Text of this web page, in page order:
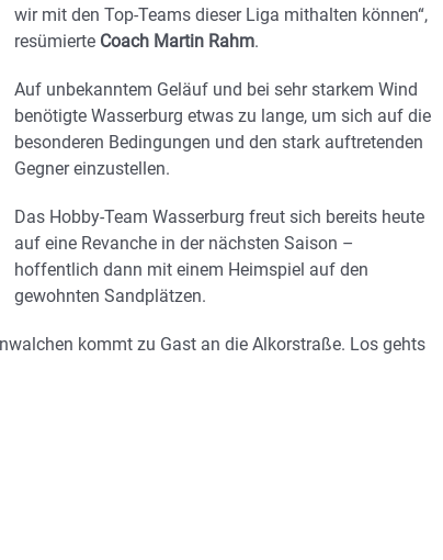
wir mit den Top-Teams dieser Liga mithalten können“,
resümierte Coach Martin Rahm.
Auf unbekanntem Geläuf und bei sehr starkem Wind
benötigte Wasserburg etwas zu lange, um sich auf die
besonderen Bedingungen und den stark auftretenden
Gegner einzustellen.
Das Hobby-Team Wasserburg freut sich bereits heute
auf eine Revanche in der nächsten Saison –
hoffentlich dann mit einem Heimspiel auf den
gewohnten Sandplätzen.
kommt zu Gast an die Alkorstraße. Los gehts